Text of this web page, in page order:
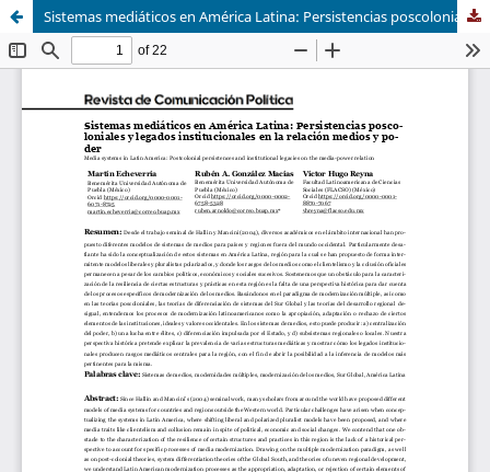
Sistemas mediáticos en América Latina: Persistencias poscoloniales y legados institucionales en la relación medios y poder